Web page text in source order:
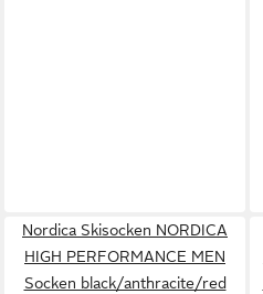
Nordica Skisocken NORDICA
HIGH PERFORMANCE MEN
Socken black/anthracite/red